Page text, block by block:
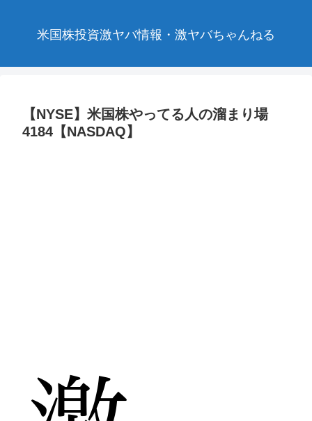
米国株投資激ヤバ情報・激ヤバちゃんねる
【NYSE】米国株やってる人の溜まり場
4184【NASDAQ】